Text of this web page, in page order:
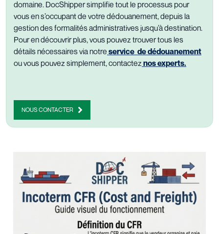
domaine. DocShipper simplifie tout le processus pour
vous en s’occupant de votre dédouanement, depuis la
gestion des formalités administratives jusqu’à destination.
Pour en découvrir plus, vous pouvez trouver tous les
détails nécessaires via notre service de dédouanement
ou vous pouvez simplement, contacteznos experts.
NOUS CONTACTER